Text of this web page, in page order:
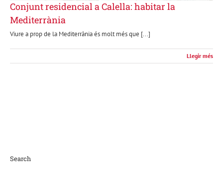
Conjunt residencial a Calella: habitar la
Mediterrània
Viure a prop de la Mediterrània és molt més que [...]
Llegir més
Search